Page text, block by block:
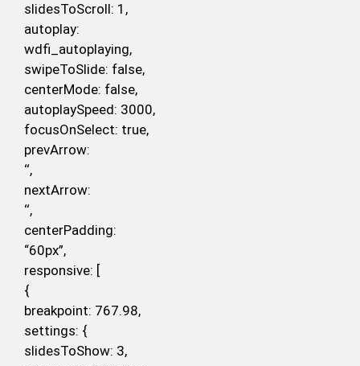
slidesToScroll: 1,
autoplay:
wdfi_autoplaying,
swipeToSlide: false,
centerMode: false,
autoplaySpeed: 3000,
focusOnSelect: true,
prevArrow:
‘‘,
nextArrow:
‘‘,
centerPadding:
“60px”,
responsive: [
{
breakpoint: 767.98,
settings: {
slidesToShow: 3,